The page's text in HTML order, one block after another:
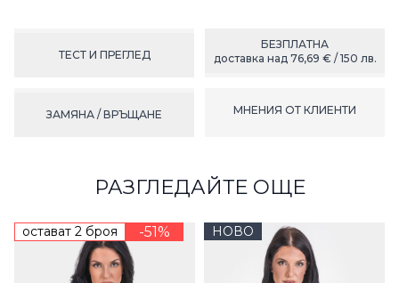
ТЕСТ И ПРЕГЛЕД
БЕЗПЛАТНА
доставка над 76,69 € / 150 лв.
ЗАМЯНА / ВРЪЩАНЕ МНЕНИЯ ОТ КЛИЕНТИ
РАЗГЛЕДАЙТЕ ОЩЕ
остават 2 броя -51% НОВО